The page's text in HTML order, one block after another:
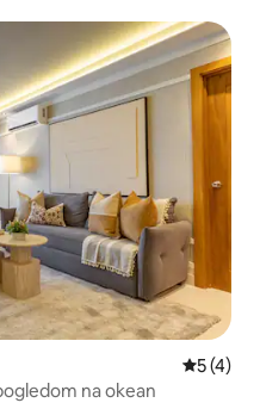
5 (4)
na okean